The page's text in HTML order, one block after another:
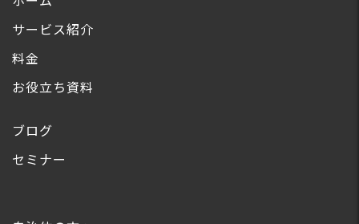
サービス紹介
料金
お役立ち資料
ブログ
セミナー